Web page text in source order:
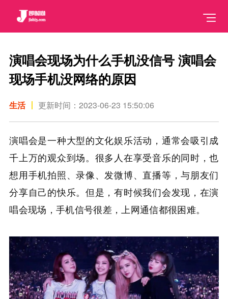
演唱会现场为什么手机没信号 演唱会
现场手机没网络的原因
生活 更新时间：2023-06-23 15:50:06
演唱会是一种大型的文化娱乐活动，通常会吸引成
千上万的观众到场。很多人在享受音乐的同时，也
想用手机拍照、录像、发微博、直播等，与朋友们
分享自己的快乐。但是，有时候我们会发现，在演
唱会现场，手机信号很差，上网通信都很困难。